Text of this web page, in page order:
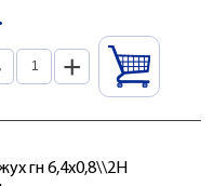
+
гн 6,4x0,8\\2H